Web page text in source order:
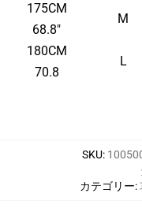
175CM
68.8"
M
180CM
70.8
L
SKU:
カテゴリー: